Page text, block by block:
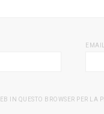
EMAIL
IN QUESTO BROWSER PER LA